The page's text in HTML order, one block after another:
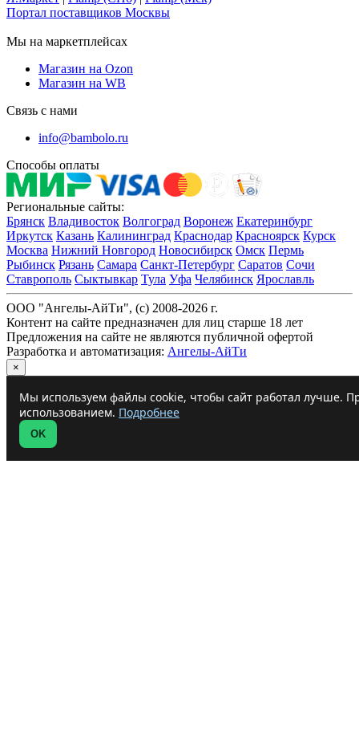
Портал поставщиков Москвы
Мы на маркетплейсах
Магазин на Ozon
Магазин на WB
Связь с нами
info@bambolo.ru
Способы оплаты
Региональные сайты:
Брянск Владивосток Волгоград Воронеж Екатеринбург
Иркутск Казань Калининград Краснодар Красноярск Курск
Москва Нижний Новгород Новосибирск Омск Пермь
Рыбинск Рязань Самара Санкт-Петербург Саратов Сочи
Ставрополь Сыктывкар Тула Уфа Челябинск Ярославль
ООО "Ангелы-АйТи", (c) 2008-2026 г.
Контент на сайте предназначен для лиц старше 18 лет
Предложения на сайте не являются публичной офертой
Разработка и автоматизация: Ангелы-АйТи
×
Мы используем файлы cookie, чтобы сайт работал лучше.
использованием. Подробнее
OK